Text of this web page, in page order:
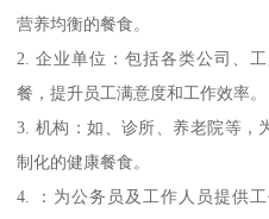
营养均衡的餐食。
2. 企业单位：包括各类公司、
餐，提升员工满意度和工作效率。
3. 机构：如、诊所、养老院等，
制化的健康餐食。
4. ：为公务员及工作人员提供